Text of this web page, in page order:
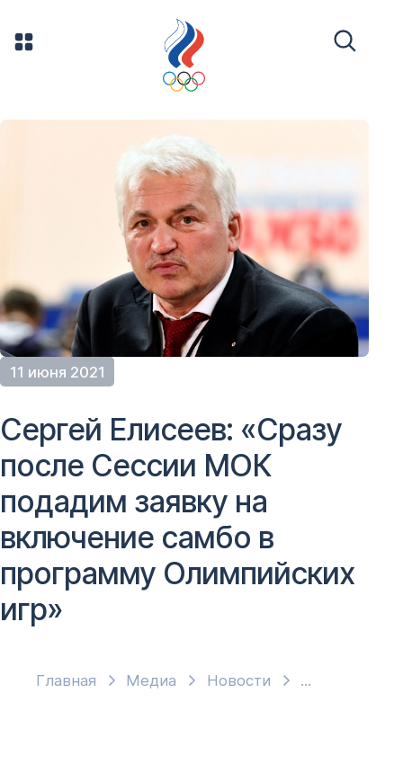
11 июня 2021
Главная Медиа Новости
Сергей Елисеев: «Сразу
после Сессии МОК
подадим заявку на
включение самбо в
программу Олимпийских
игр»